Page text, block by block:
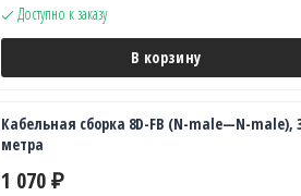
Доступно к заказу
В корзину
Кабельная сборка 8D-FB (N-male—N-male),
метра
1 070 ₽